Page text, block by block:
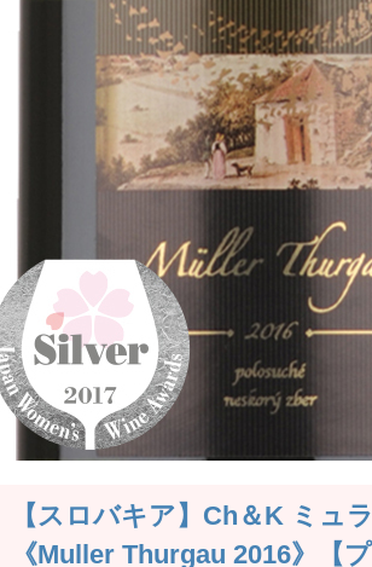
【スロバキア】Ch＆K ミュ
《Muller Thurgau 2016》【